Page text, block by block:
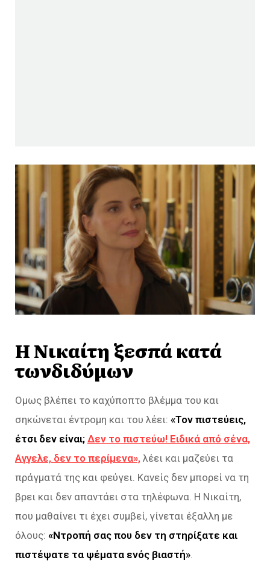
Η Νικαίτη ξεσπά κατά
τωνδιδύμων
Ομως βλέπει το καχύποπτο βλέμμα του και
σηκώνεται έντρομη και του λέει: «Τον πιστεύεις,
έτσι δεν είναι; Δεν το πιστεύω! Ειδικά από σένα,
Αγγελε, δεν το περίμενα», λέει και μαζεύει τα
πράγματά της και φεύγει. Κανείς δεν μπορεί να τη
βρει και δεν απαντάει στα τηλέφωνα. Η Νικαίτη,
που μαθαίνει τι έχει συμβεί, γίνεται έξαλλη με
όλους: «Ντροπή σας που δεν τη στηρίξατε και
πιστέψατε τα ψέματα ενός βιαστή».